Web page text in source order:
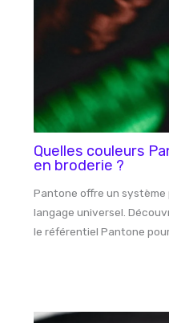
Quelles couleurs
en broderie ?
Pantone offre un système
langage universel.
le référentiel Pantone